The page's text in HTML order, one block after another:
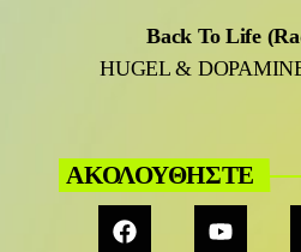
Back To Life
HUGEL &
ΑΚΟΛΟΥΘΗΣΤΕ